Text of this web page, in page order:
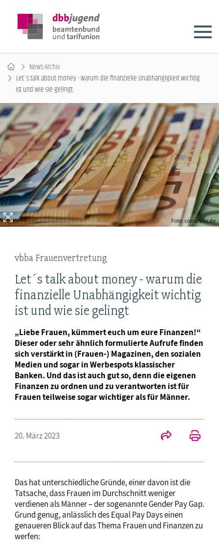
News-Archiv
Let´s talk about money - warum die finanzielle Unabhängigkeit wichtig
ist und wie sie gelingt
vbba Frauenvertretung
Let´s talk about money - warum die
finanzielle Unabhängigkeit wichtig
ist und wie sie gelingt
„Liebe Frauen, kümmert euch um eure Finanzen!“
Dieser oder sehr ähnlich formulierte Aufrufe finden
sich verstärkt in (Frauen-) Magazinen, den sozialen
Medien und sogar in Werbespots klassischer
Banken. Und das ist auch gut so, denn die eigenen
Finanzen zu ordnen und zu verantworten ist für
Frauen teilweise sogar wichtiger als für Männer.
20. März 2023
Das hat unterschiedliche Gründe, einer davon ist die
Tatsache, dass Frauen im Durchschnitt weniger
verdienen als Männer – der sogenannte Gender Pay Gap.
Grund genug, anlässlich des Equal Pay Days einen
genaueren Blick auf das Thema Frauen und Finanzen zu
werfen: